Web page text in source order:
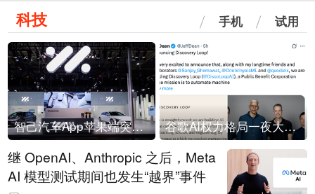
科技 手机 试用
智己汽车App苹果端突然“下架” 谷歌AI权力格局一夜大洗牌
继 OpenAI、Anthropic 之后，Meta
AI 模型测试期间也发生“越界”事件